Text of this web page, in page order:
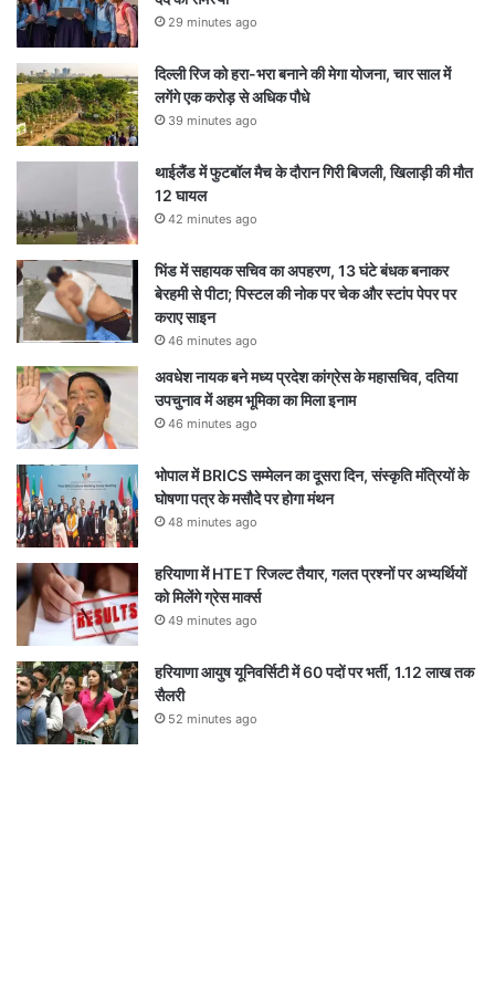
29 minutes ago
दिल्ली रिज को हरा-भरा बनाने की मेगा योजना, चार साल में
लगेंगे एक करोड़ से अधिक पौधे
39 minutes ago
थाईलैंड में फुटबॉल मैच के दौरान गिरी बिजली, खिलाड़ी की मौत
12 घायल
42 minutes ago
भिंड में सहायक सचिव का अपहरण, 13 घंटे बंधक बनाकर
बेरहमी से पीटा; पिस्टल की नोक पर चेक और स्टांप पेपर पर
कराए साइन
46 minutes ago
अवधेश नायक बने मध्य प्रदेश कांग्रेस के महासचिव, दतिया
उपचुनाव में अहम भूमिका का मिला इनाम
46 minutes ago
भोपाल में BRICS सम्मेलन का दूसरा दिन, संस्कृति मंत्रियों के
घोषणा पत्र के मसौदे पर होगा मंथन
48 minutes ago
हरियाणा में HTET रिजल्ट तैयार, गलत प्रश्नों पर अभ्यर्थियों
को मिलेंगे ग्रेस मार्क्स
49 minutes ago
हरियाणा आयुष यूनिवर्सिटी में 60 पदों पर भर्ती, 1.12 लाख तक
सैलरी
52 minutes ago